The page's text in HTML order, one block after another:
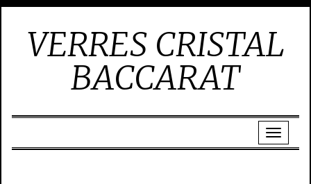
VERRES CRISTAL
BACCARAT